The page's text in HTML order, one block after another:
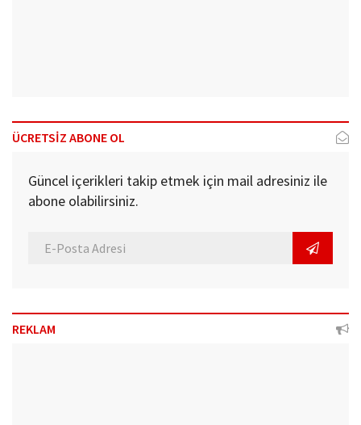
ÜCRETSİZ ABONE OL
Güncel içerikleri takip etmek için mail adresiniz ile
abone olabilirsiniz.
REKLAM